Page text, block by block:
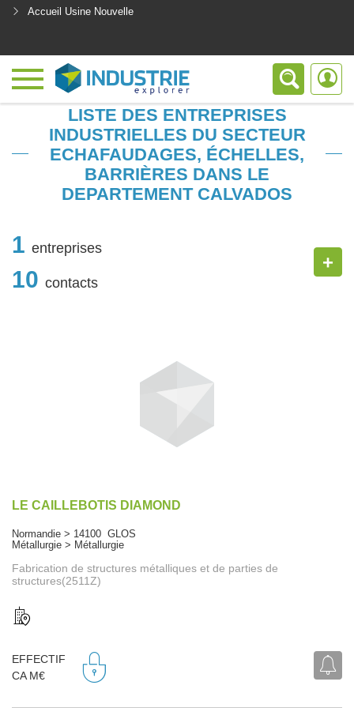
Accueil Usine Nouvelle
LISTE DES ENTREPRISES
INDUSTRIELLES DU SECTEUR
ECHAFAUDAGES, ÉCHELLES,
BARRIÈRES DANS LE
DEPARTEMENT CALVADOS
1 entreprises
10 contacts
+
LE CAILLEBOTIS DIAMOND
Normandie > 14100 GLOS
Métallurgie > Métallurgie
Fabrication de structures métalliques et de parties de
structures(2511Z)
EFFECTIF
CA M€